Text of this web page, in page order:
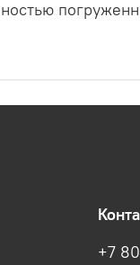
+7